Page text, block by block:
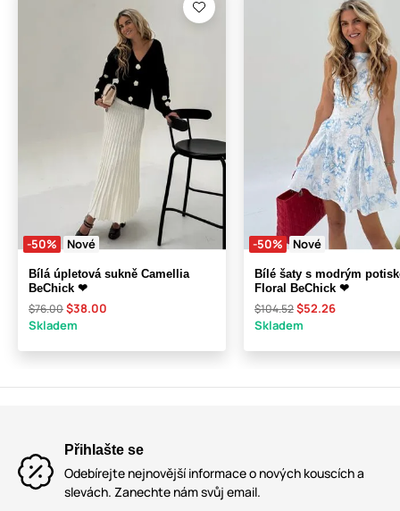
-50% Nové
Bílá úpletová sukně Camellia
BeChick ❤
$76.00$38.00
Skladem
-50% Nové
Bílé šaty s modrým
Floral BeChick ❤
$104.52$52.26
Skladem
Přihlašte se
Odebírejte nejnovější informace o nových kouscích a
slevách. Zanechte nám svůj email.